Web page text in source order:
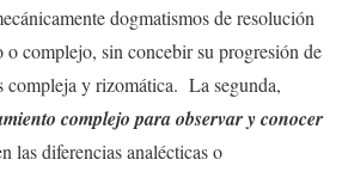
dogmatismos de resolución
complejo, sin concebir su progresión de
compleja y rizomática. La segunda,
complejo para observar y conocer
las diferencias analécticas o